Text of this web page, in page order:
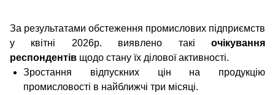
За результатами обстеження промислових підприємств
у квітні 2026р. виявлено такі очікування
респондентів щодо стану їх ділової активності.
Зростання відпускних цін на продукцію
промисловості в найближчі три місяці.